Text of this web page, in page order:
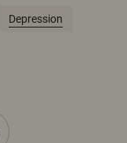
Depression